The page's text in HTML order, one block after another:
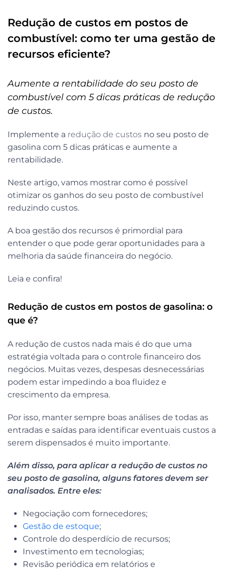
Redução de custos em postos de
combustível: como ter uma gestão de
recursos eficiente?
Aumente a rentabilidade do seu posto de
combustível com 5 dicas práticas de redução
de custos.
Implemente a redução de custos no seu posto de
gasolina com 5 dicas práticas e aumente a
rentabilidade.
Neste artigo, vamos mostrar como é possível
otimizar os ganhos do seu posto de combustível
reduzindo custos.
A boa gestão dos recursos é primordial para
entender o que pode gerar oportunidades para a
melhoria da saúde financeira do negócio.
Leia e confira!
Redução de custos em postos de gasolina: o
que é?
A redução de custos nada mais é do que uma
estratégia voltada para o controle financeiro dos
negócios. Muitas vezes, despesas desnecessárias
podem estar impedindo a boa fluidez e
crescimento da empresa.
Por isso, manter sempre boas análises de todas as
entradas e saídas para identificar eventuais custos a
serem dispensados é muito importante.
Além disso, para aplicar a redução de custos no
seu posto de gasolina, alguns fatores devem ser
analisados. Entre eles:
Negociação com fornecedores;
Gestão de estoque;
Controle do desperdício de recursos;
Investimento em tecnologias;
Revisão periódica em relatórios e